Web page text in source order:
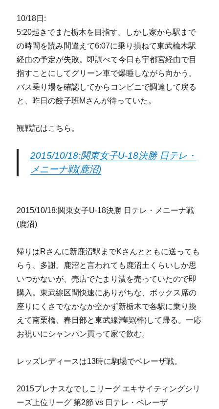
10/18日:
5:20起きでまた栃木を目指す。しかし家から駅まで
の時間を読み間違えて6:07に乗り損ねて東武楡木駅
経由の予定が失敗。即調べて今日も宇都宮経由で目
指すことにしてグリーン車で爆睡しながら向かう。
バス乗り場を確認してからコンビニで調達して戻る
と、昨日の餃子班Mさんが待っていた。
観戦記はこちら。
2015/10/18:関東女子U-18決勝 日テレ・
メニーナ戦(鹿沼)
2015/10/18:関東女子U-18決勝 日テレ・メニーナ戦
(鹿沼)
帰りはRさんに新鹿沼駅までKさんとともに送っても
らう、多謝。鹿沼と言われても鹿沼土くらいしか思
いつかないが、売店でたまり漬を売っていたので即
購入。東武線区間快速にありがちな、ボックス席の
座りにくさでなかなか空かず新栃木で各駅に乗り換
えて南栗橋、春日部と東武線満喫(棒)して帰る。一応
お祝いにシャンパン買って家で飲む。
レッズレディースは13時に駒場でベレーザ戦。
2015プレナスなでしこリーグ エキサイティングシリ
ーズ上位リーグ 第2節 vs 日テレ・ベレーザ